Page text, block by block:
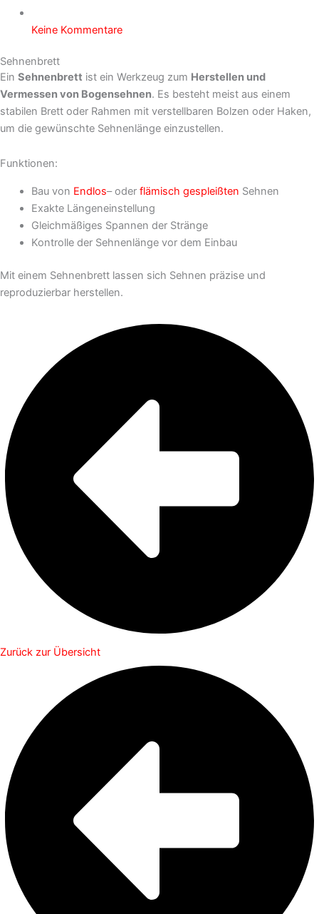
Keine Kommentare
Sehnenbrett
Ein Sehnenbrett ist ein Werkzeug zum Herstellen und
Vermessen von Bogensehnen. Es besteht meist aus einem
stabilen Brett oder Rahmen mit verstellbaren Bolzen oder Haken,
um die gewünschte Sehnenlänge einzustellen.
Funktionen:
Bau von Endlos– oder flämisch gespleißten Sehnen
Exakte Längeneinstellung
Gleichmäßiges Spannen der Stränge
Kontrolle der Sehnenlänge vor dem Einbau
Mit einem Sehnenbrett lassen sich Sehnen präzise und
reproduzierbar herstellen.
Zurück zur Übersicht